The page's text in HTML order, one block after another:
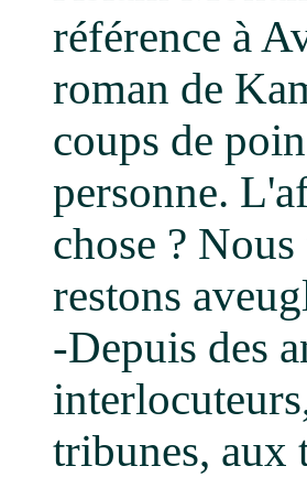
référence à
roman de
coups de
personne.
chose ?
restons
-Depuis des
tribunes, aux